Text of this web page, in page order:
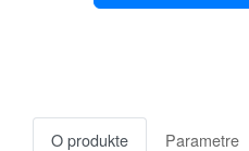
O produkte Parametre